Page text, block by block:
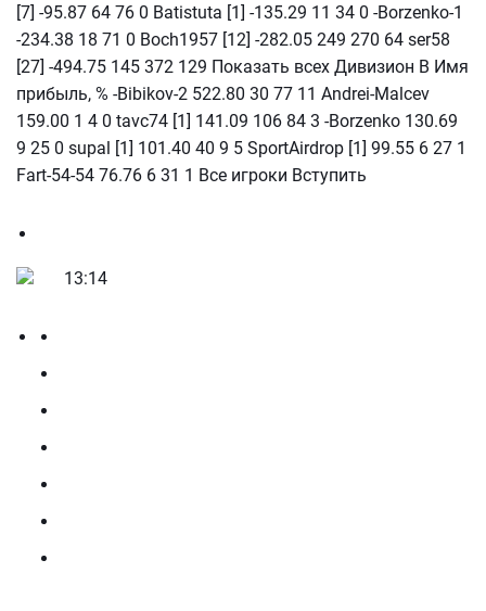
[7] -95.87 64 76 0 Batistuta [1] -135.29 11 34 0 -Borzenko-1
-234.38 18 71 0 Boch1957 [12] -282.05 249 270 64 ser58
[27] -494.75 145 372 129 Показать всех Дивизион В Имя
прибыль, % -Bibikov-2 522.80 30 77 11 Andrei-Malcev
159.00 1 4 0 tavc74 [1] 141.09 106 84 3 -Borzenko 130.69
9 25 0 supal [1] 101.40 40 9 5 SportAirdrop [1] 99.55 6 27 1
Fart-54-54 76.76 6 31 1 Все игроки Вступить
13:14